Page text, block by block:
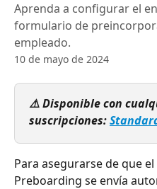
Aprenda a configurar el
formulario de
empleado.
10 de mayo de 2024
⚠️ Disponible con
suscripciones:
Para asegurarse de que
Preboarding se envía